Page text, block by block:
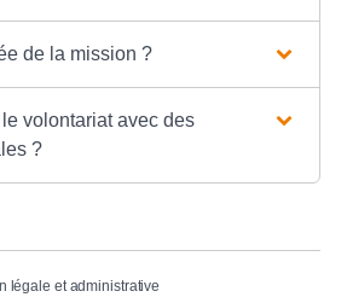
de la mission ?
volontariat avec des
?
légale et administrative